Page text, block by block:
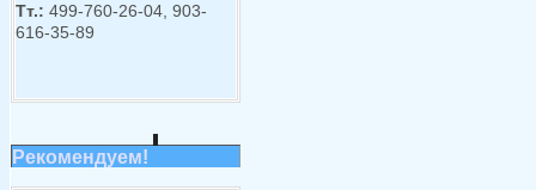
Тт.: 499-760-26-04, 903-
616-35-89
Рекомендуем!